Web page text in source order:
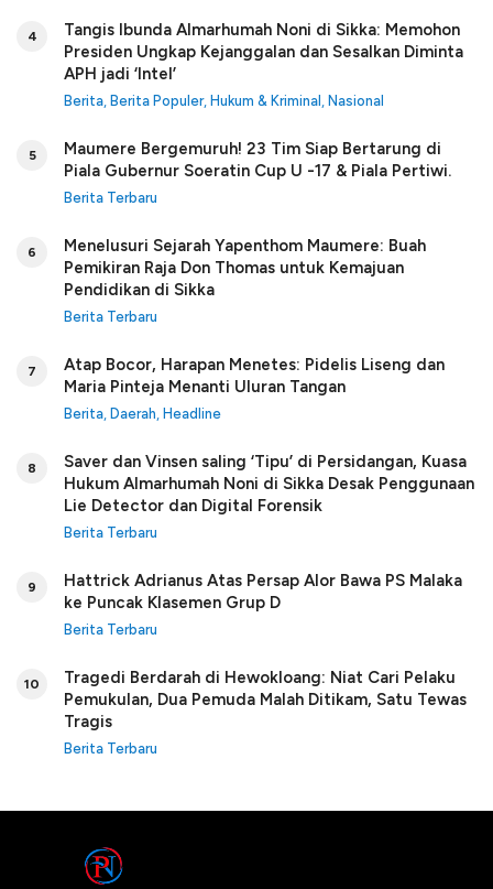
4
Tangis Ibunda Almarhumah Noni di Sikka: Memohon
Presiden Ungkap Kejanggalan dan Sesalkan Diminta
APH jadi ‘Intel’
Berita, Berita Populer, Hukum & Kriminal , Nasional
5
Maumere Bergemuruh! 23 Tim Siap Bertarung di
Piala Gubernur Soeratin Cup U -17 & Piala Pertiwi.
Berita Terbaru
6
Menelusuri Sejarah Yapenthom Maumere: Buah
Pemikiran Raja Don Thomas untuk Kemajuan
Pendidikan di Sikka
Berita Terbaru
7
Atap Bocor, Harapan Menetes: Pidelis Liseng dan
Maria Pinteja Menanti Uluran Tangan
Berita, Daerah, Headline
8
Saver dan Vinsen saling ‘Tipu’ di Persidangan, Kuasa
Hukum Almarhumah Noni di Sikka Desak Penggunaan
Lie Detector dan Digital Forensik
Berita Terbaru
9
Hattrick Adrianus Atas Persap Alor Bawa PS Malaka
ke Puncak Klasemen Grup D
Berita Terbaru
10
Tragedi Berdarah di Hewokloang: Niat Cari Pelaku
Pemukulan, Dua Pemuda Malah Ditikam, Satu Tewas
Tragis
Berita Terbaru